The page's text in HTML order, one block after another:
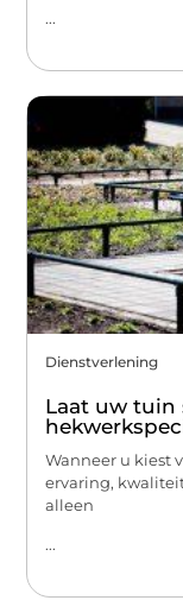
...
Dienstverlening
Laat uw tuin
Wanneer u kiest
ervaring,
alleen
...